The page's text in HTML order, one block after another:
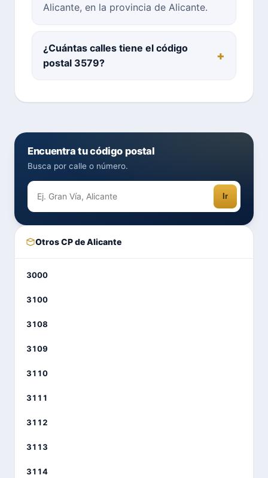
Alicante, en la provincia de Alicante.
¿Cuántas calles tiene el código
postal 3579?
Encuentra tu código postal
Busca por calle o número.
Ir
Otros CP de Alicante
3000
3100
3108
3109
3110
3111
3112
3113
3114